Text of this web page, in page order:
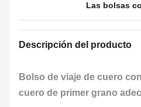
Las bolsas
Descripción del producto
Bolso de viaje de cuero
cuero de primer grano